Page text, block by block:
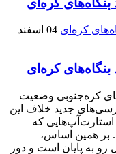
کره‌ای‌
04 اسفند
کره‌ای‌
کره‌جنوبی وضعیت
اما بررسی‌های جدید خلاف این
که
بر همین اساس،
رو به پایان است و دور